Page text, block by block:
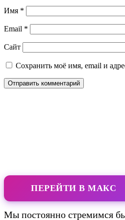
Имя *
Email *
Сайт
Сохранить моё имя, email и
ПЕРЕЙТИ В МАКС
Мы постоянно стремимся